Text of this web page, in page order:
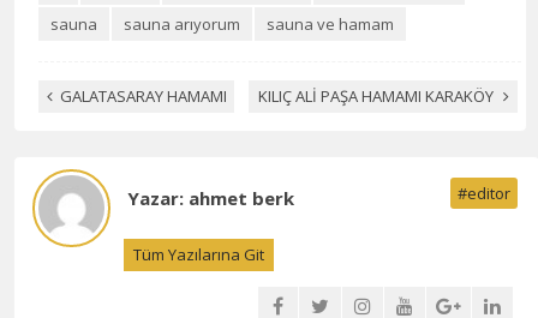
sauna
sauna arıyorum sauna ve hamam
GALATASARAY HAMAMI KILIÇ ALİ PAŞA HAMAMI KARAKÖY
Yazar: ahmet berk #editor
Tüm Yazılarına Git